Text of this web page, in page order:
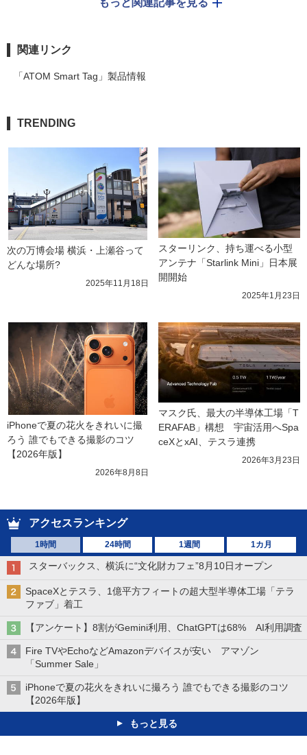
もっと関連記事を見る
関連リンク
「ATOM Smart Tag」製品情報
TRENDING
次の万博会場 横浜・上瀬谷って
どんな場所?
2025年11月18日
スターリンク、持ち運べる小型
アンテナ「Starlink Mini」日本展
開開始
2025年1月23日
iPhoneで夏の花火をきれいに撮
ろう 誰でもできる撮影のコツ
【2026年版】
2026年8月8日
マスク氏、最大の半導体工場「T
ERAFAB」構想　宇宙活用へSpa
ceXとxAI、テスラ連携
2026年3月23日
アクセスランキング
1時間 24時間 1週間 1カ月
スターバックス、横浜に“文化財カフェ”8月10日オープン
SpaceXとテスラ、1億平方フィートの超大型半導体工場「テラ
ファブ」着工
【アンケート】8割がGemini利用、ChatGPTは68% AI利用調査
Fire TVやEchoなどAmazonデバイスが安い アマゾン
「Summer Sale」
iPhoneで夏の花火をきれいに撮ろう 誰でもできる撮影のコツ
【2026年版】
もっと見る